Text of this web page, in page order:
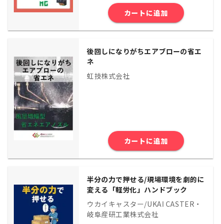
カートに追加
後回しになりがちエアブローの省エ
ネ
虹技株式会社
カートに追加
半分の力で押せる/現場環境を劇的に
変える「軽労化」ハンドブック
ウカイキャスター/UKAI CASTER・
岐阜産研工業株式会社